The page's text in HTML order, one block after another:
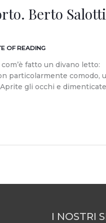
Berto Salotti
OF READING
fatto un divano letto:
particolarmente comodo,
gli occhi e
I NOSTRI